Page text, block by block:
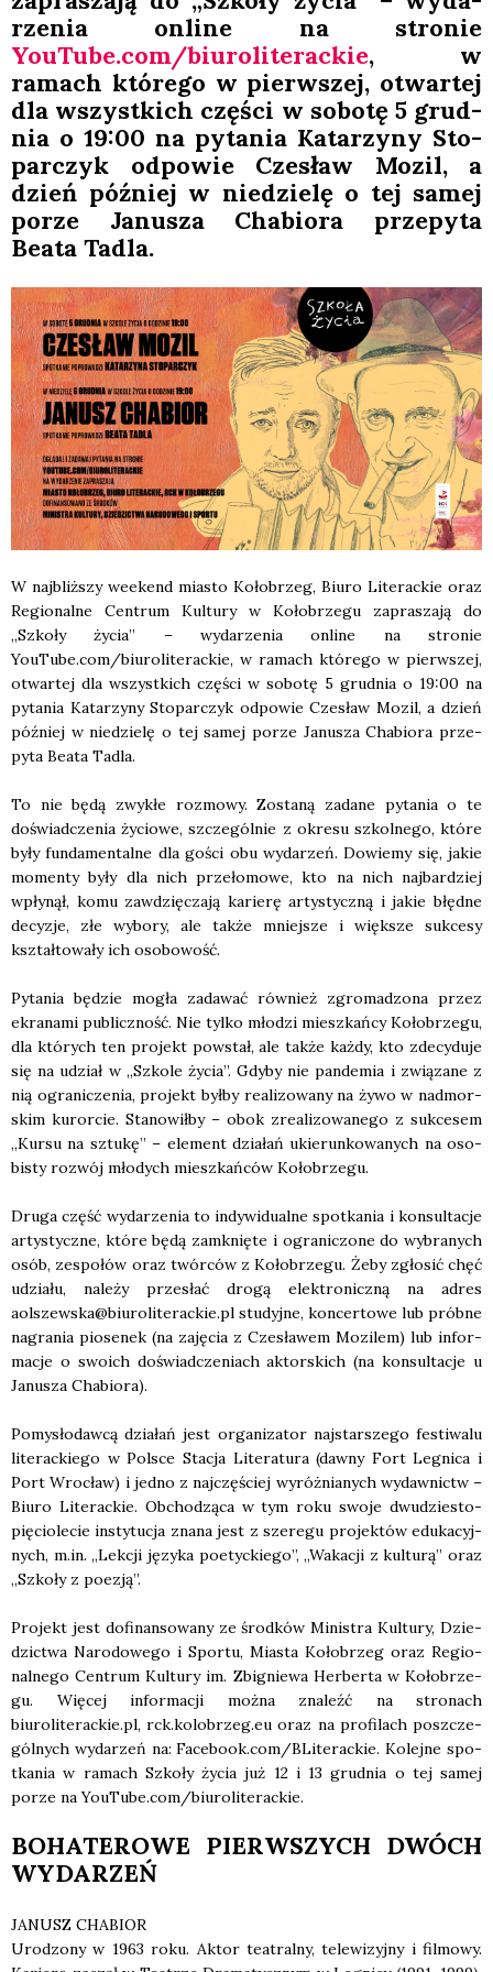
rze­nia onli­ne na stro­nie
YouTube.com/biuroliterackie, w
ramach któ­re­go w pierw­szej, otwar­tej
dla wszyst­kich czę­ści w sobo­tę 5 grud­
nia o 19:00 na pyta­nia Kata­rzy­ny Sto­
par­czyk odpo­wie Cze­sław Mozil, a
dzień póź­niej w nie­dzie­lę o tej samej
porze Janu­sza Cha­bio­ra prze­py­ta
Beata Tadla.
W naj­bliż­szy week­end mia­sto Koło­brzeg, Biu­ro Lite­rac­kie oraz
Regio­nal­ne Cen­trum Kul­tu­ry w Koło­brze­gu zapra­sza­ją do
„Szko­ły życia” – wyda­rze­nia onli­ne na stro­nie
YouTube.com/biuroliterackie, w ramach któ­re­go w pierw­szej,
otwar­tej dla wszyst­kich czę­ści w sobo­tę 5 grud­nia o 19:00 na
pyta­nia Kata­rzy­ny Sto­par­czyk odpo­wie Cze­sław Mozil, a dzień
póź­niej w nie­dzie­lę o tej samej porze Janu­sza Cha­bio­ra prze­
py­ta Beata Tadla.
To nie będą zwy­kłe roz­mo­wy. Zosta­ną zada­ne pyta­nia o te
doświad­cze­nia życio­we, szcze­gól­nie z okre­su szkol­ne­go, któ­re
były fun­da­men­tal­ne dla gości obu wyda­rzeń. Dowie­my się, jakie
momen­ty były dla nich prze­ło­mo­we, kto na nich naj­bar­dziej
wpły­nął, komu zawdzię­cza­ją karie­rę arty­stycz­ną i jakie błęd­ne
decy­zje, złe wybo­ry, ale tak­że mniej­sze i więk­sze suk­ce­sy
kształ­to­wa­ły ich oso­bo­wość.
Pyta­nia będzie mogła zada­wać rów­nież zgro­ma­dzo­na przez
ekra­na­mi publicz­ność. Nie tyl­ko mło­dzi miesz­kań­cy Koło­brze­gu,
dla któ­rych ten pro­jekt powstał, ale tak­że każ­dy, kto zde­cy­du­je
się na udział w „Szko­le życia”. Gdy­by nie pan­de­mia i zwią­za­ne z
nią ogra­ni­cze­nia, pro­jekt był­by reali­zo­wa­ny na żywo w nad­mor­
skim kuror­cie. Sta­no­wił­by – obok zre­ali­zo­wa­ne­go z suk­ce­sem
„Kur­su na sztu­kę” – ele­ment dzia­łań ukie­run­ko­wa­nych na oso­
bi­sty roz­wój mło­dych miesz­kań­ców Koło­brze­gu.
Dru­ga część wyda­rze­nia to indy­wi­du­al­ne spo­tka­nia i kon­sul­ta­cje
arty­stycz­ne, któ­re będą zamknię­te i ogra­ni­czo­ne do wybra­nych
osób, zespo­łów oraz twór­ców z Koło­brze­gu. Żeby zgło­sić chęć
udzia­łu, nale­ży prze­słać dro­gą elek­tro­nicz­ną na adres
aolszewska@biuroliterackie.pl stu­dyj­ne, kon­cer­to­we lub prób­ne
nagra­nia pio­se­nek (na zaję­cia z Cze­sła­wem Mozi­lem) lub infor­
ma­cje o swo­ich doświad­cze­niach aktor­skich (na kon­sul­ta­cje u
Janu­sza Cha­bio­ra).
Pomy­sło­daw­cą dzia­łań jest orga­ni­za­tor naj­star­sze­go festi­wa­lu
lite­rac­kie­go w Pol­sce Sta­cja Lite­ra­tu­ra (daw­ny Fort Legni­ca i
Port Wro­cław) i jed­no z naj­czę­ściej wyróż­nia­nych wydaw­nictw –
Biu­ro Lite­rac­kie. Obcho­dzą­ca w tym roku swo­je dwu­dzie­sto­
pię­cio­le­cie insty­tu­cja zna­na jest z sze­re­gu pro­jek­tów edu­ka­cyj­
nych, m.in. „Lek­cji języ­ka poetyc­kie­go”, „Waka­cji z kul­tu­rą” oraz
„Szko­ły z poezją”.
Pro­jekt jest dofi­nan­so­wa­ny ze środ­ków Mini­stra Kul­tu­ry, Dzie­
dzic­twa Naro­do­we­go i Spor­tu, Mia­sta Koło­brzeg oraz Regio­
nal­ne­go Cen­trum Kul­tu­ry im. Zbi­gnie­wa Her­ber­ta w Koło­brze­
gu. Wię­cej infor­ma­cji moż­na zna­leźć na stro­nach
biuroliterackie.pl, rck.kolobrzeg.eu oraz na pro­fi­lach poszcze­
gól­nych wyda­rzeń na: Facebook.com/BLiterackie. Kolej­ne spo­
tka­nia w ramach Szko­ły życia już 12 i 13 grud­nia o tej samej
porze na YouTube.com/biuroliterackie.
BOHATEROWE PIERWSZYCH DWÓCH
WYDARZEŃ
JANUSZ CHABIOR
Uro­dzo­ny w 1963 roku. Aktor teatral­ny, tele­wi­zyj­ny i fil­mo­wy.